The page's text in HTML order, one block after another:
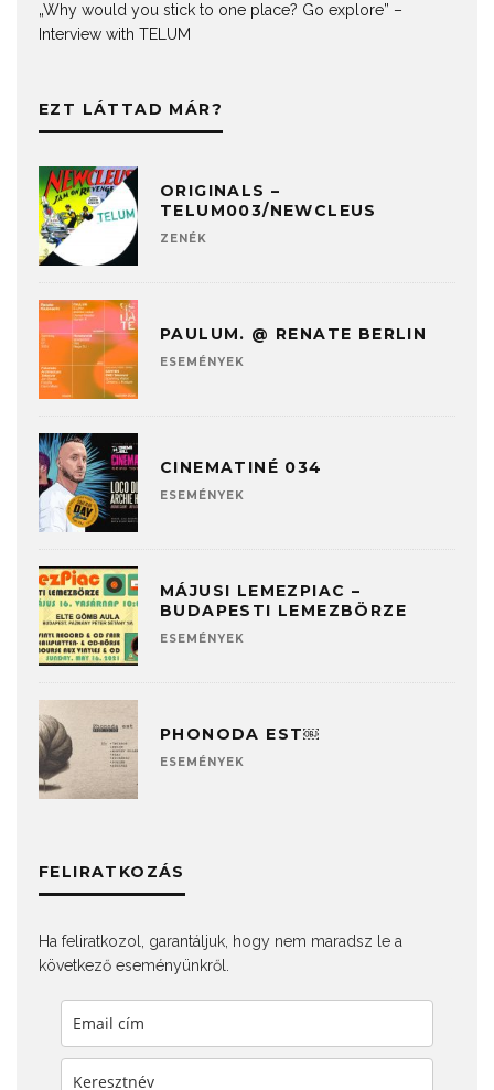
„Why would you stick to one place? Go explore” –
Interview with TELUM
EZT LÁTTAD MÁR?
ORIGINALS –
TELUM003/NEWCLEUS
ZENÉK
PAULUM. @ RENATE BERLIN
ESEMÉNYEK
CINEMATINÉ 034
ESEMÉNYEK
MÁJUSI LEMEZPIAC –
BUDAPESTI LEMEZBÖRZE
ESEMÉNYEK
PHONODA EST￼
ESEMÉNYEK
FELIRATKOZÁS
Ha feliratkozol, garantáljuk, hogy nem maradsz le a
következő eseményünkről.